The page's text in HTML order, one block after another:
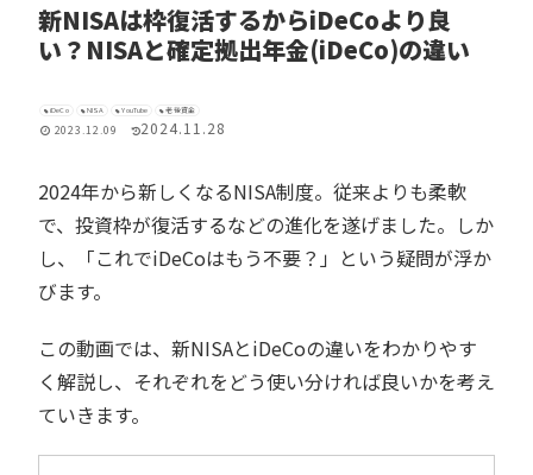
新NISAは枠復活するからiDeCoより良
い？NISAと確定拠出年金(iDeCo)の違い
iDeCo NISA YouTube 老後資金
2023.12.09 2024.11.28
2024年から新しくなるNISA制度。従来よりも柔軟
で、投資枠が復活するなどの進化を遂げました。しか
し、「これでiDeCoはもう不要？」という疑問が浮か
びます。
この動画では、新NISAとiDeCoの違いをわかりやす
く解説し、それぞれをどう使い分ければ良いかを考え
ていきます。